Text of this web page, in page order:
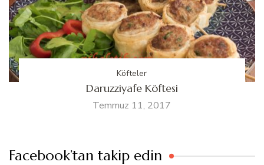
Köfteler
Daruzziyafe Köftesi
Temmuz 11, 2017
Facebook’tan takip edin